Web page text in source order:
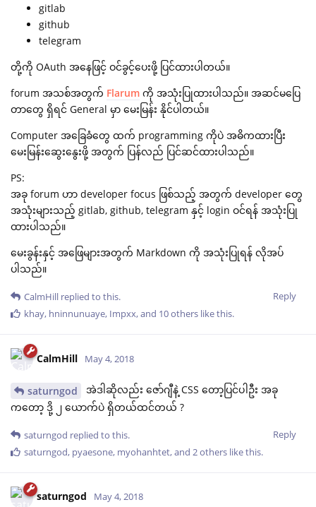
gitlab
github
telegram
တို့ကို OAuth အနေဖြင့် ဝင်ခွင့်ပေးဖို့ ပြင်ထားပါတယ်။
forum အသစ်အတွက် Flarum ကို အသုံးပြုထားပါသည်။ အဆင်မပြေ
တာတွေ ရှိရင် General မှာ မေးမြန်း နိုင်ပါတယ်။
Computer အခြေခံတွေ ထက် programming ကိုပဲ အဓိကထားပြီး
မေးမြန်းဆွေးနွေးဖို့ အတွက် ပြန်လည် ပြင်ဆင်ထားပါသည်။
PS:
အခု forum ဟာ developer focus ဖြစ်သည့် အတွက် developer တွေ
အသုံးများသည့် gitlab, github, telegram နှင့် login ဝင်ရန် အသုံးပြု
ထားပါသည်။
မေးခွန်းနှင့် အဖြေများအတွက် Markdown ကို အသုံးပြုရန် လိုအပ်
ပါသည်။
Reply
CalmHill replied to this.
khay, hninnunuaye, Impxx, and 10others like this.
CalmHill May 4, 2018
saturngod
အဲဒါဆိုလည်း ဇော်ဂျီနဲ့ CSS တော့ပြင်ပါဦး အခု
ကတော့ ဒို့ ၂ ယောက်ပဲ ရှိတယ်ထင်တယ် ?
Reply
saturngod replied to this.
saturngod, pyaesone, myohanhtet, and 2others like this.
saturngod May 4, 2018